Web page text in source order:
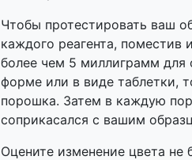
Чтобы протестировать ваш
каждого реагента, поместив
более чем 5 миллиграмм для
форме или в виде таблетки,
порошка. Затем в каждую
соприкасался с вашим
Оцените изменение цвета не